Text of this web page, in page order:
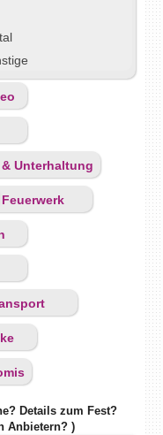
Unterhaltung
Feuerwerk
Details zum Fest?
Anbietern? )